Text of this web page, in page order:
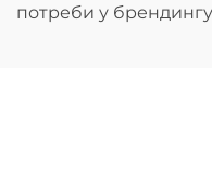
потреби у брендингу